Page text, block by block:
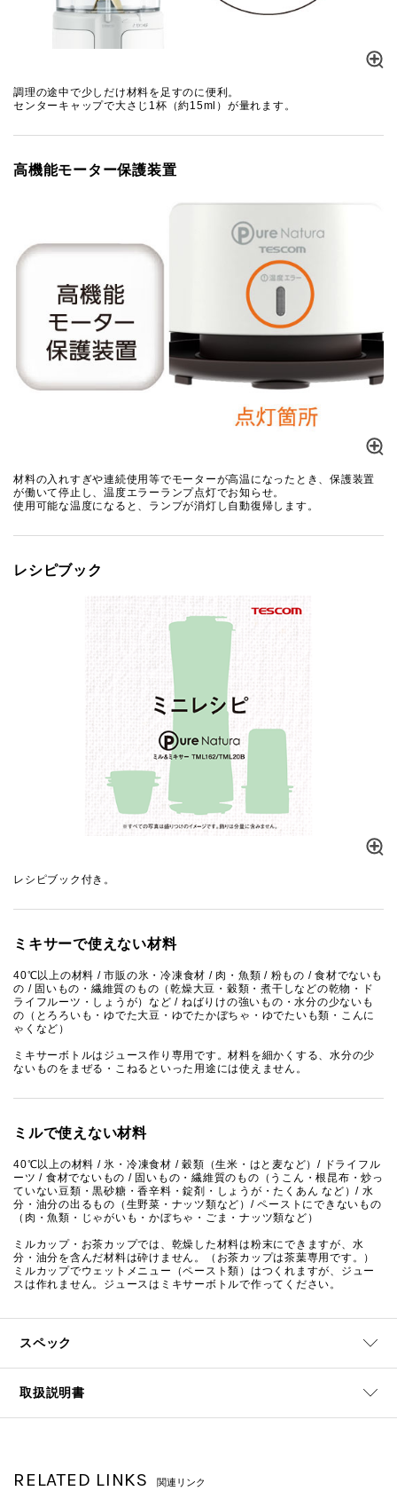
調理の途中で少しだけ材料を足すのに便利。
センターキャップで大さじ1杯（約15ml）が量れます。
高機能モーター保護装置
材料の入れすぎや連続使用等でモーターが高温になったとき、保護装置
が働いて停止し、温度エラーランプ点灯でお知らせ。
使用可能な温度になると、ランプが消灯し自動復帰します。
レシピブック
レシピブック付き。
ミキサーで使えない材料
40℃以上の材料 / 市販の氷・冷凍食材 / 肉・魚類 / 粉もの / 食材でないも
の / 固いもの・繊維質のもの（乾燥大豆・穀類・煮干しなどの乾物・ド
ライフルーツ・しょうが）など / ねばりけの強いもの・水分の少ないも
の（とろろいも・ゆでた大豆・ゆでたかぼちゃ・ゆでたいも類・こんに
ゃくなど）
ミキサーボトルはジュース作り専用です。材料を細かくする、水分の少
ないものをまぜる・こねるといった用途には使えません。
ミルで使えない材料
40℃以上の材料 / 氷・冷凍食材 / 穀類（生米・はと麦など）/ ドライフル
ーツ / 食材でないもの / 固いもの・繊維質のもの（うこん・根昆布・炒っ
ていない豆類・黒砂糖・香辛料・錠剤・しょうが・たくあん など）/ 水
分・油分の出るもの（生野菜・ナッツ類など）/ ペーストにできないもの
（肉・魚類・じゃがいも・かぼちゃ・ごま・ナッツ類など）
ミルカップ・お茶カップでは、乾燥した材料は粉末にできますが、水
分・油分を含んだ材料は砕けません。（お茶カップは茶葉専用です。）
ミルカップでウェットメニュー（ペースト類）はつくれますが、ジュー
スは作れません。ジュースはミキサーボトルで作ってください。
スペック
取扱説明書
RELATED LINKS 関連リンク